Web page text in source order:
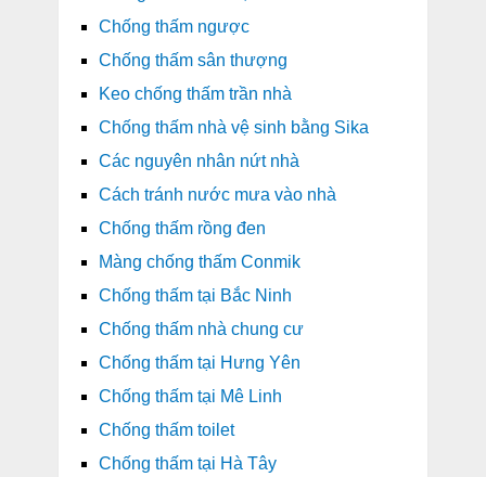
Chống thấm ngược
Chống thấm sân thượng
Keo chống thấm trần nhà
Chống thấm nhà vệ sinh bằng Sika
Các nguyên nhân nứt nhà
Cách tránh nước mưa vào nhà
Chống thấm rồng đen
Màng chống thấm Conmik
Chống thấm tại Bắc Ninh
Chống thấm nhà chung cư
Chống thấm tại Hưng Yên
Chống thấm tại Mê Linh
Chống thấm toilet
Chống thấm tại Hà Tây